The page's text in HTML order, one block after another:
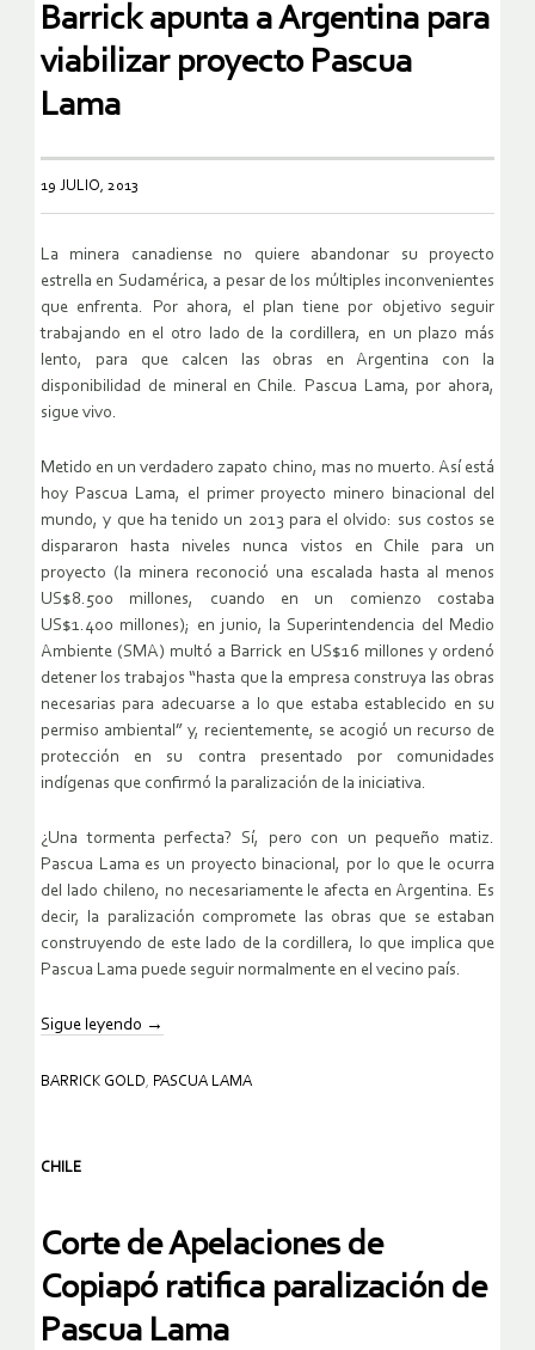
Barrick apunta a Argentina para
viabilizar proyecto Pascua
Lama
19 JULIO, 2013
La minera canadiense no quiere abandonar su proyecto
estrella en Sudamérica, a pesar de los múltiples inconvenientes
que enfrenta. Por ahora, el plan tiene por objetivo seguir
trabajando en el otro lado de la cordillera, en un plazo más
lento, para que calcen las obras en Argentina con la
disponibilidad de mineral en Chile. Pascua Lama, por ahora,
sigue vivo.
Metido en un verdadero zapato chino, mas no muerto. Así está
hoy Pascua Lama, el primer proyecto minero binacional del
mundo, y que ha tenido un 2013 para el olvido: sus costos se
dispararon hasta niveles nunca vistos en Chile para un
proyecto (la minera reconoció una escalada hasta al menos
US$8.500 millones, cuando en un comienzo costaba
US$1.400 millones); en junio, la Superintendencia del Medio
Ambiente (SMA) multó a Barrick en US$16 millones y ordenó
detener los trabajos “hasta que la empresa construya las obras
necesarias para adecuarse a lo que estaba establecido en su
permiso ambiental” y, recientemente, se acogió un recurso de
protección en su contra presentado por comunidades
indígenas que confirmó la paralización de la iniciativa.
¿Una tormenta perfecta? Sí, pero con un pequeño matiz.
Pascua Lama es un proyecto binacional, por lo que le ocurra
del lado chileno, no necesariamente le afecta en Argentina. Es
decir, la paralización compromete las obras que se estaban
construyendo de este lado de la cordillera, lo que implica que
Pascua Lama puede seguir normalmente en el vecino país.
Sigue leyendo →
BARRICK GOLD, PASCUA LAMA
CHILE
Corte de Apelaciones de
Copiapó ratifica paralización de
Pascua Lama